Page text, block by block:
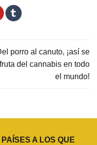
porro al canuto, ¡así se
del cannabis en todo
el mundo!
A LOS QUE